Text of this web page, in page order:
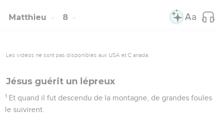
Matthieu 8
Les vidéos ne sont pas disponibles aux USA et C anada.
Jésus guérit un lépreux
1 Et quand il fut descendu de la montagne, de grandes foules
le suivirent.